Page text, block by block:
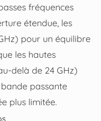
fréquences
étendue, les
pour un équilibre
les hautes
delà de 24 GHz)
passante
plus limitée.